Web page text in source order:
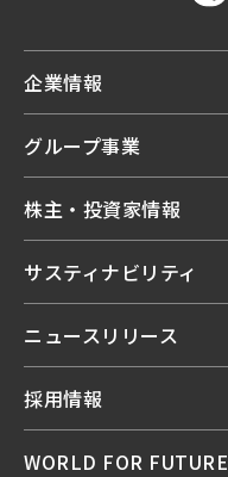
企業情報
グループ事業
株主・投資家情報
サスティナビリティ
ニュースリリース
採用情報
WORLD FOR FUTURE